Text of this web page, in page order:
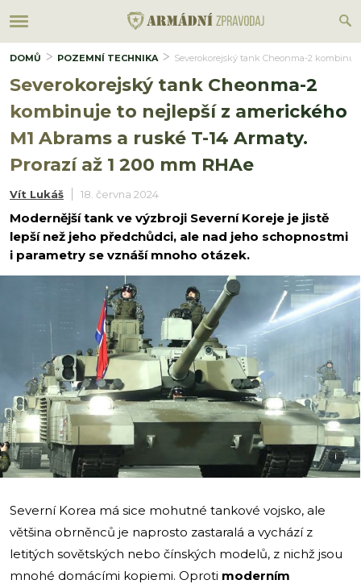
DOMŮ POZEMNÍ TECHNIKA Severokorejský tank Cheonma-2
Severokorejský tank Cheonma-2
kombinuje to nejlepší z amerického
M1 Abrams a ruské T-14 Armaty.
Prorazí až 1 200 mm RHAe
Vít Lukáš 18. června 2024
Modernější tank ve výzbroji Severní Koreje je jistě
lepší než jeho předchůdci, ale nad jeho schopnostmi
i parametry se vznáší mnoho otázek.
i
Severní Korea má sice mohutné tankové vojsko, ale
většina obrněnců je naprosto zastaralá a vychází z
letitých sovětských nebo čínských modelů, z nichž jsou
mnohé domácími kopiemi. Oproti moderním